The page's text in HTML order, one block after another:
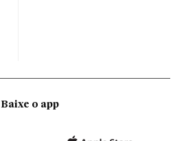
Baixe o app